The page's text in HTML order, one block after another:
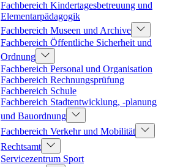
Fachbereich Kindertagesbetreuung und
Elementarpädagogik
Fachbereich Museen und Archive
Fachbereich Öffentliche Sicherheit und
Ordnung
Fachbereich Personal und Organisation
Fachbereich Rechnungsprüfung
Fachbereich Schule
Fachbereich Stadtentwicklung, -planung
und Bauordnung
Fachbereich Verkehr und Mobilität
Rechtsamt
Servicezentrum Sport